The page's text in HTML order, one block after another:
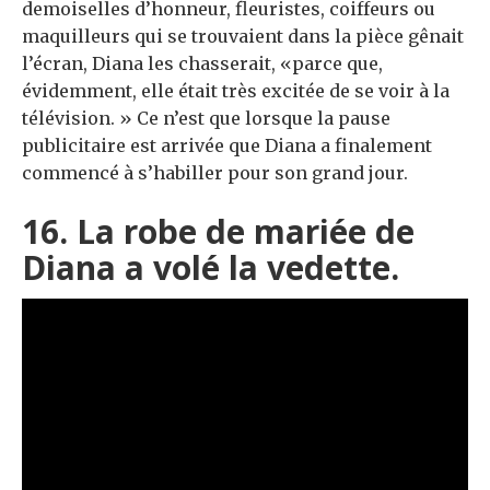
demoiselles d’honneur, fleuristes, coiffeurs ou
maquilleurs qui se trouvaient dans la pièce gênait
l’écran, Diana les chasserait, «parce que,
évidemment, elle était très excitée de se voir à la
télévision. » Ce n’est que lorsque la pause
publicitaire est arrivée que Diana a finalement
commencé à s’habiller pour son grand jour.
16. La robe de mariée de
Diana a volé la vedette.